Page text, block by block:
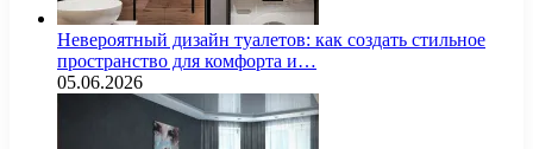
Невероятный дизайн туалетов: как создать стильное
пространство для комфорта и…
05.06.2026